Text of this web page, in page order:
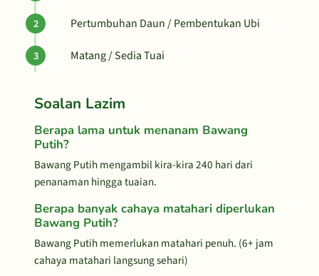
Pertumbuhan Daun / Pembentukan Ubi
Matang / Sedia Tuai
Soalan Lazim
Berapa lama untuk menanam Bawang
Putih?
Bawang Putih mengambil kira-kira 240 hari dari
penanaman hingga tuaian.
Berapa banyak cahaya matahari diperlukan
Bawang Putih?
Bawang Putih memerlukan matahari penuh. (6+ jam
cahaya matahari langsung sehari)